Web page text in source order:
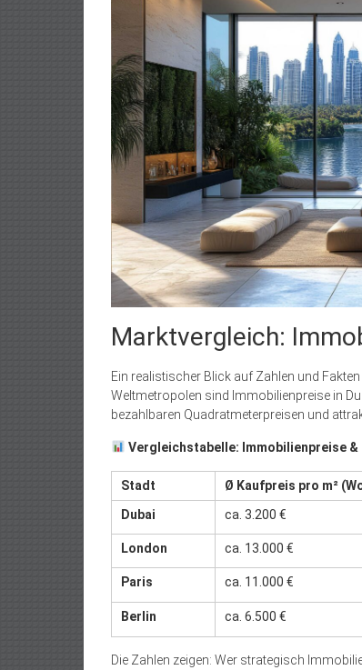
Marktvergleich:
Ein realistischer Blick auf Zahlen und
Weltmetropolen sind Immobilienpreise in
bezahlbaren Quadratmeterpreisen und
Vergleichstabelle: Immobilienpreise
Stadt Ø Kaufpreis pro m²
Dubai
ca. 3.200 €
London ca. 13.000 €
Paris ca. 11.000 €
Berlin ca. 6.500 €
Die Zahlen zeigen: Wer strategisch